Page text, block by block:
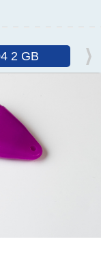
2 GB